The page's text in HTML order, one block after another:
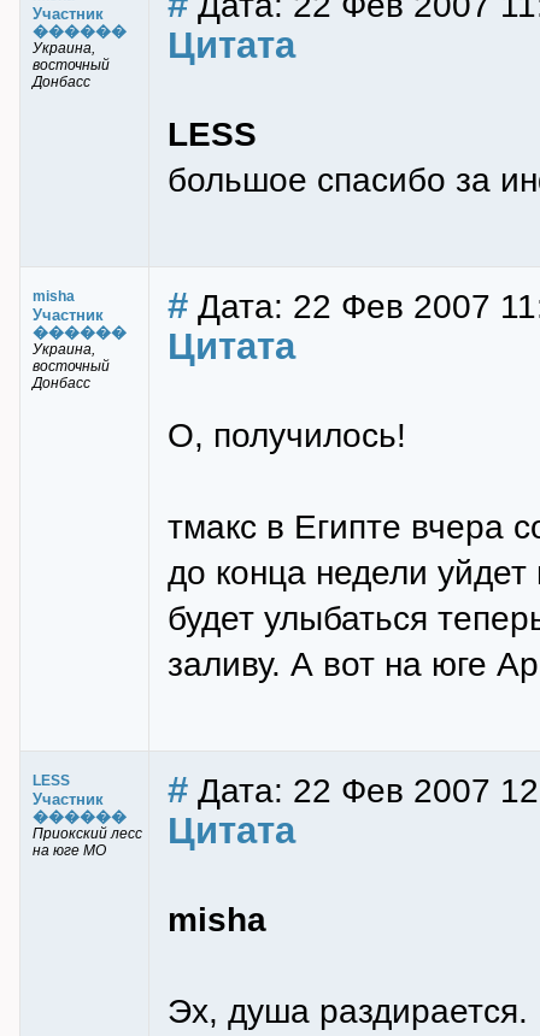
Участник
������
Украина,
восточный
Донбасс
Цитата
LESS
большое спасибо за
misha
Участник
������
Украина,
восточный
Донбасс
# Дата: 22 Фев 2007
Цитата
О, получилось!
тмакс в Египте вчера
до конца недели
будет улыбаться
заливу. А вот на юге
LESS
Участник
������
Приокский лесс
на юге МО
# Дата: 22 Фев 2007
Цитата
misha
Эх, душа